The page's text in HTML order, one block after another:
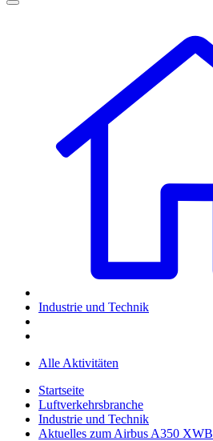
Industrie und Technik
Alle Aktivitäten
Startseite
Luftverkehrsbranche
Industrie und Technik
Aktuelles zum Airbus A350 XWB